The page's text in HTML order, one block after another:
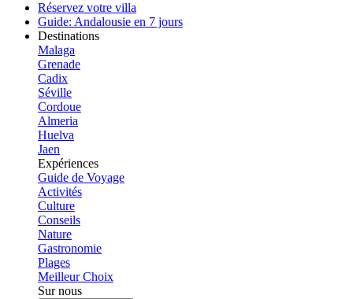
Réservez votre villa
Guide: Andalousie en 7 jours
Destinations
Malaga
Grenade
Cadix
Séville
Cordoue
Almeria
Huelva
Jaen
Expériences
Guide de Voyage
Activités
Culture
Conseils
Nature
Gastronomie
Plages
Meilleur Choix
Sur nous